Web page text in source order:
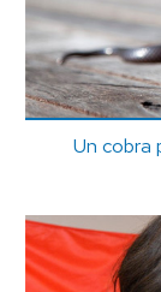
Un cobra